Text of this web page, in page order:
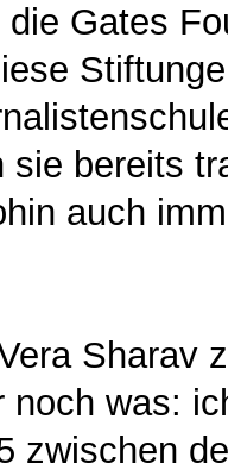
Gates
sie bereits
auch
Sharav
was:
zwischen